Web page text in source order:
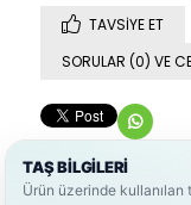
TAVSIYE ET
SORULAR (0) VE
TAŞ BİLGİLERİ
Ürün üzerinde kullanılan